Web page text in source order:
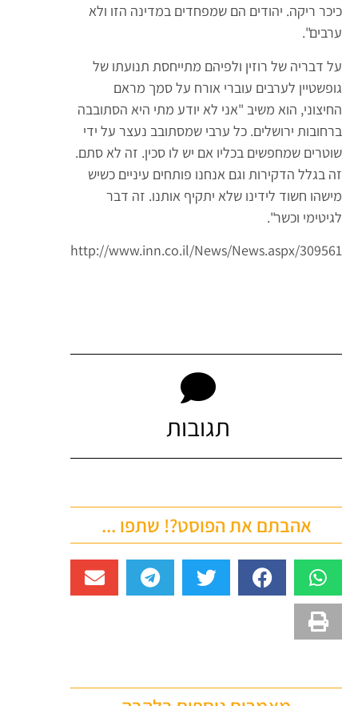
כיכר ריקה. יהודים הם שמפחדים במדינה הזו ולא
ערבים".
על דבריה של רוזין ולפיהם מתייחסת תנועתו של
גופשטיין לערבים עוברי אורח על סמך מראם
החיצוני, הוא משיב "אני לא יודע מתי היא הסתובבה
ברחובות ירושלים. כל ערבי שמסתובב נעצר על ידי
שוטרים שמחפשים בכליו אם יש לו סכין. זה לא סתם.
זה בגלל הדקירות וגם אנחנו פותחים עיניים כשיש
מישהו חשוד לידינו שלא יתקיף אותנו. זה דבר
לגיטימי וכשר".
http://www.inn.co.il/News/News.aspx/309561
תגובות
אהבתם את הפוסט?! שתפו ...